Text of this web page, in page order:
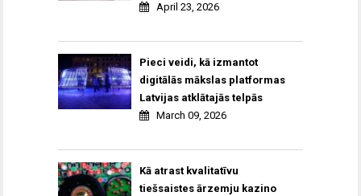
April 23, 2026
Pieci veidi, kā izmantot
digitālās mākslas platformas
Latvijas atklātajās telpās
March 09, 2026
Kā atrast kvalitatīvu
tiešsaistes ārzemju kazino